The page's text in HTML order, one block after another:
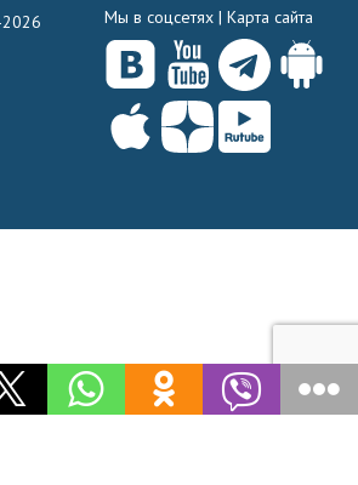
2026 Мы в соцсетях | Карта сайта